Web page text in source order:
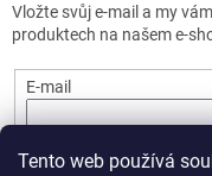
Tento web používá
Vložte svůj e-mail a my
produktech na našem e-
E-mail
PŘIHLÁSIT SE